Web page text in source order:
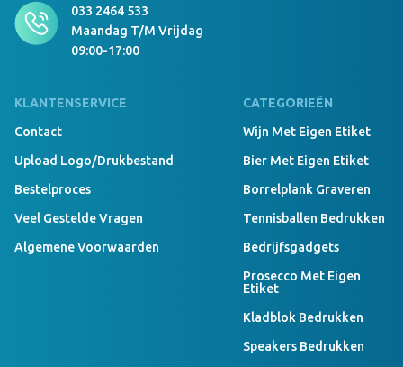
033 2464 533
Maandag T/m Vrijdag
09:00-17:00
KLANTENSERVICE
Contact
Upload Logo/drukbestand
Bestelproces
Veel Gestelde Vragen
Algemene Voorwaarden
CATEGORIEËN
Wijn Met Eigen Etiket
Bier Met Eigen Etiket
Borrelplank Graveren
Tennisballen Bedrukken
Bedrijfsgadgets
Prosecco Met Eigen
Etiket
Kladblok Bedrukken
Speakers Bedrukken